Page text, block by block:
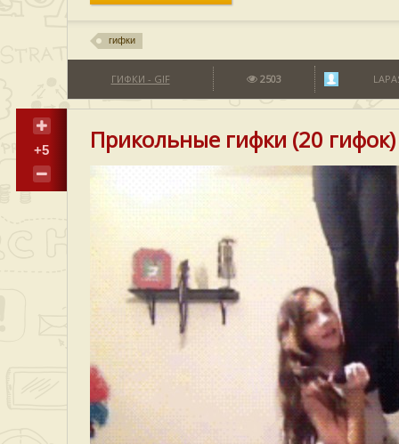
гифки
ГИФКИ - GIF 2503
+5 Прикольные гифки (20